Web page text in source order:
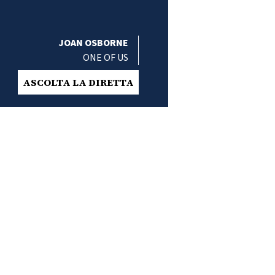
JOAN OSBORNE
ONE OF US
ASCOLTA LA DIRETTA